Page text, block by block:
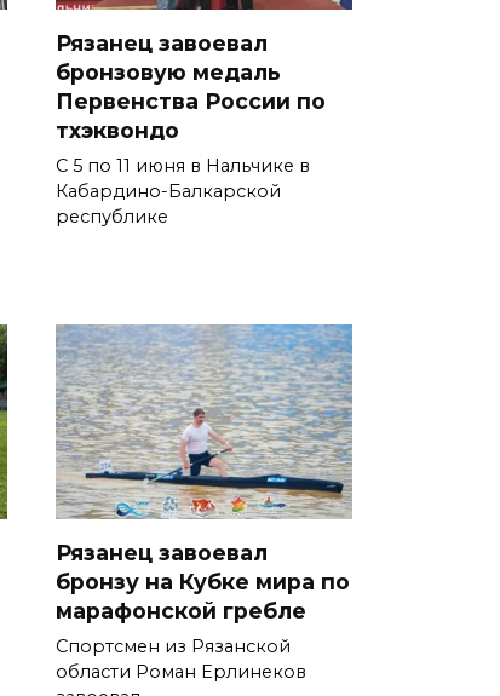
Рязанец завоевал
бронзовую медаль
Первенства России по
тхэквондо
С 5 по 11 июня в Нальчике в
Кабардино-Балкарской
республике
Рязанец завоевал
бронзу на Кубке мира по
марафонской гребле
Спортсмен из Рязанской
области Роман Ерлинеков